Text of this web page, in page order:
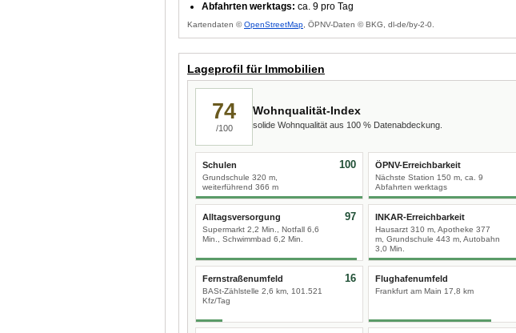
Abfahrten werktags: ca. 9 pro Tag
Kartendaten ©OpenStreetMap , ÖPNV-Daten © BKG, dl-de/by-2-0.
Lageprofil für Immobilien
74
/100
Wohnqualität-Index
solide Wohnqualität aus 100 % Datenabdeckung.
Schulen
Grundschule 320 m,
weiterführend 366 m
100 ÖPNV-Erreichbarkeit
Nächste Station 150 m, ca. 9
Abfahrten werktags
Alltagsversorgung
Supermarkt 2,2 Min., Notfall 6,6
Min., Schwimmbad 6,2 Min.
97 INKAR-Erreichbarkeit
Hausarzt 310 m, Apotheke 377
m, Grundschule 443 m, Autobahn
3,0 Min.
Fernstraßenumfeld
BASt-Zählstelle 2,6 km, 101.521
Kfz/Tag
16 Flughafenumfeld
Frankfurt am Main 17,8 km